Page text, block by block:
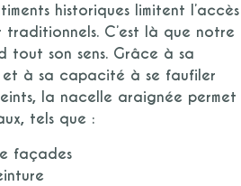
historiques limitent l’accès
C’est là que notre
tout son sens. Grâce à sa
à sa capacité à se faufiler
la nacelle araignée permet
tels que :
façades